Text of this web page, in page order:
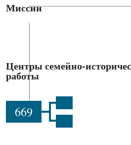
Миссии
Центры семейно-
работы
669